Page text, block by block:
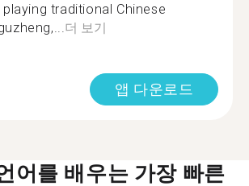
traditional Chinese
더 보기
앱 다운로드
어를 배우는 가장 빠른